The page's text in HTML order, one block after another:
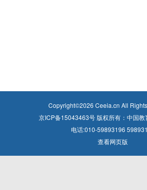
Copyright©2026 Ceeia.cn All
京ICP备15043463号 版权所有：中国教
电话:010-59893196
查看网页版